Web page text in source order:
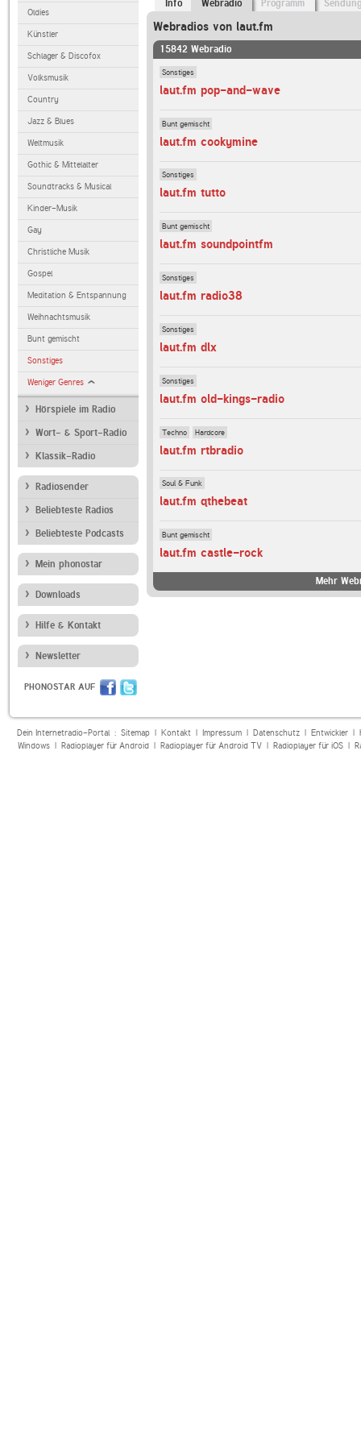
Oldies
Künstler
Schlager & Discofox
Volksmusik
Country
Jazz & Blues
Weltmusik
Gothic & Mittelalter
Soundtracks & Musical
Kinder-Musik
Gay
Christliche Musik
Gospel
Meditation & Entspannung
Weihnachtsmusik
Bunt gemischt
Sonstiges
Weniger Genres
Hörspiele im Radio
Wort- & Sport-Radio
Klassik-Radio
Radiosender
Beliebteste Radios
Beliebteste Podcasts
Mein phonostar
Downloads
Hilfe & Kontakt
Newsletter
PHONOSTAR AUF
Info Webradio Programm
Webradios von laut.fm
15842 Webradio
Sonstiges
laut.fm pop-and-wave
Bunt gemischt
laut.fm cookymine
Sonstiges
laut.fm tutto
Bunt gemischt
laut.fm soundpointfm
Sonstiges
laut.fm radio38
Sonstiges
laut.fm dlx
Sonstiges
laut.fm old-kings-radio
Techno Hardcore
laut.fm rtbradio
Soul & Funk
laut.fm qthebeat
Bunt gemischt
laut.fm castle-rock
Mehr
Dein Internetradio-Portal : Sitemap| Kontakt| Impressum| Datenschutz| Entwickler|
Windows| Radioplayer für Android| Radioplayer für Android TV| Radioplayer für iOS|